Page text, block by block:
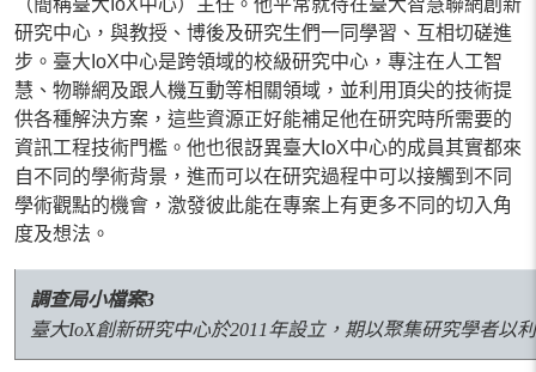
（簡稱臺大IoX中心）主任。他平常就待在臺大智慧聯網創新
研究中心，與教授、博後及研究生們一同學習、互相切磋進
步。臺大IoX中心是跨領域的校級研究中心，專注在人工智
慧、物聯網及跟人機互動等相關領域，並利用頂尖的技術提
供各種解決方案，這些資源正好能補足他在研究時所需要的
資訊工程技術門檻。他也很訝異臺大IoX中心的成員其實都來
自不同的學術背景，進而可以在研究過程中可以接觸到不同
學術觀點的機會，激發彼此能在專案上有更多不同的切入角
度及想法。
調查局小檔案3
臺大IoX創新研究中心於2011年設立，期以聚集研究學者